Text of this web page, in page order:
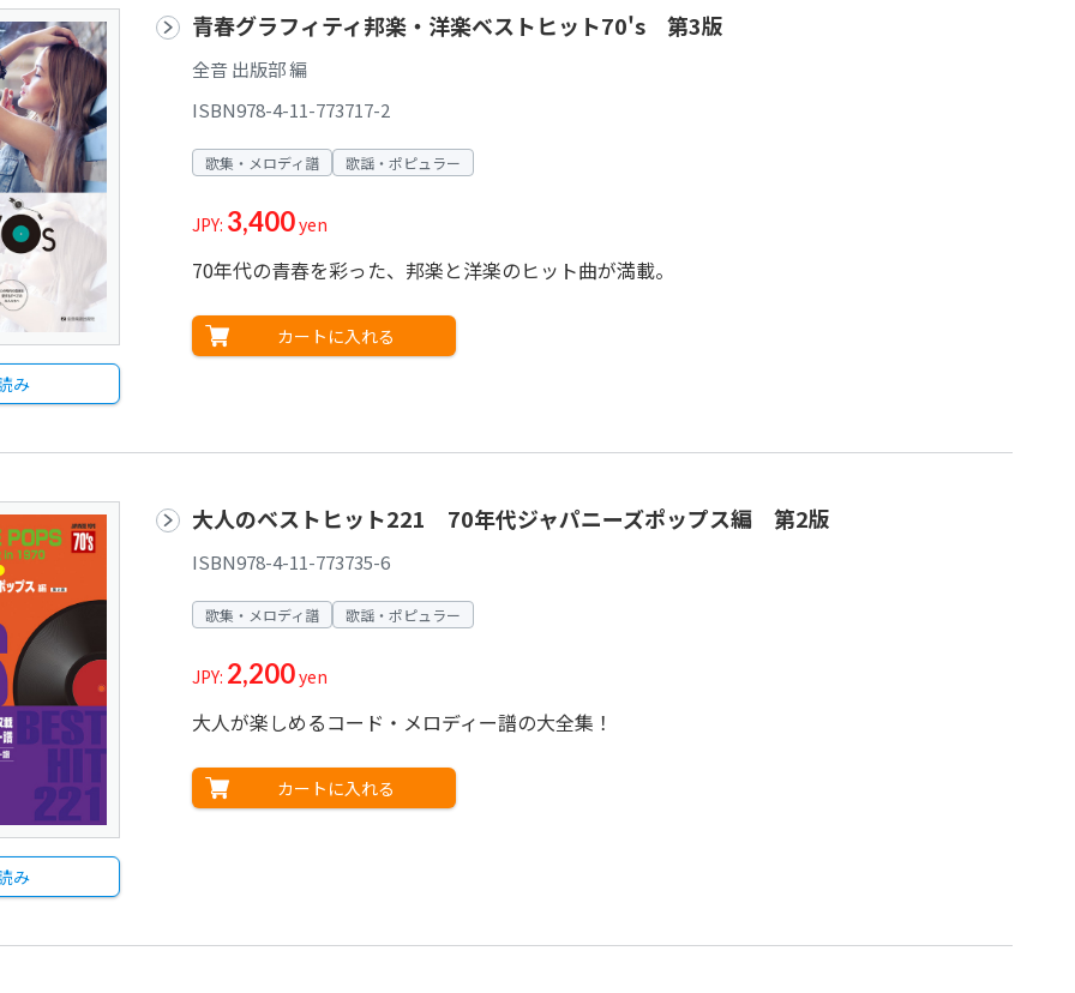
み
青春グラフィティ邦楽・洋楽ベストヒット70's 第3版
全音 出版部 編
ISBN978-4-11-773717-2
歌集・メロディ譜 歌謡・ポピュラー
JPY: 3,400yen
70年代の青春を彩った、邦楽と洋楽のヒット曲が満載。
カートに入れる
み
大人のベストヒット221 70年代ジャパニーズポップス編 第2版
ISBN978-4-11-773735-6
歌集・メロディ譜 歌謡・ポピュラー
JPY: 2,200yen
大人が楽しめるコード・メロディー譜の大全集！
カートに入れる